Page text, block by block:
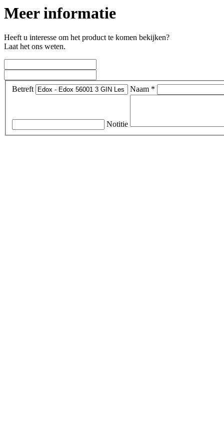
Meer informatie
Heeft u interesse om het product te komen bekijken?
Laat het ons weten.
Betreft Naam *
Notitie